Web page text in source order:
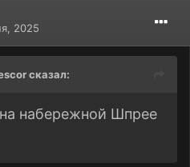
2025
сказал:
набережной Шпрее